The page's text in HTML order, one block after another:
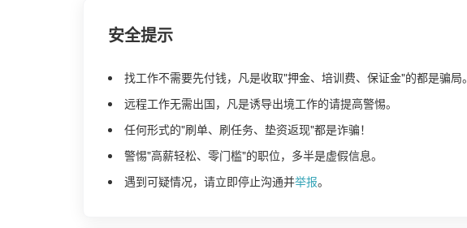
安全提示
找工作不需要先付钱，凡是收取"押金、培训费、保证金"的都是骗局。
远程工作无需出国，凡是诱导出境工作的请提高警惕。
任何形式的"刷单、刷任务、垫资返现"都是诈骗！
警惕"高薪轻松、零门槛"的职位，多半是虚假信息。
遇到可疑情况，请立即停止沟通并举报。